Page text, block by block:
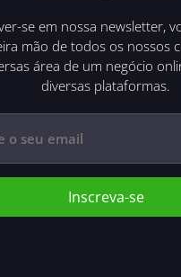
se em nossa newsletter,
mão de todos os nossos
área de um negócio
diversas plataformas.
Inscreva-se